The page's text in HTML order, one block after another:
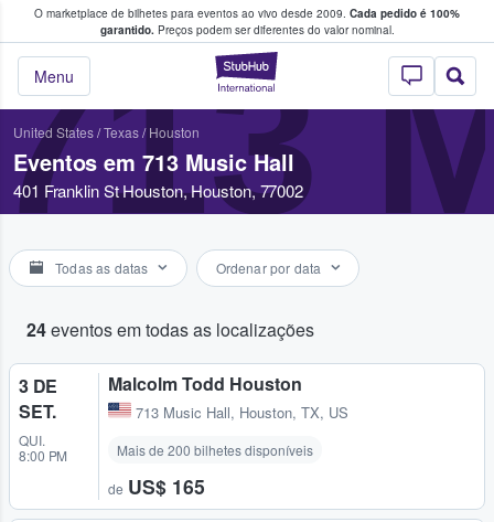
O marketplace de bilhetes para eventos ao vivo desde 2009. Cada pedido é 100%
garantido.Preços podem ser diferentes do valor nominal.
StubHub – onde
Menu
fãs compram e vendem bilhetes
United States/Texas/ Houston
Eventos em 713 Music Hall
401 Franklin St Houston, Houston, 77002
Todas as datas Ordenar por data
24eventos em todas as localizações
3 DE
SET.
QUI.
8:00 PM
Malcolm Todd Houston
713 Music Hall, Houston, TX, US
Mais de 200 bilhetes disponíveis
de US$ 165